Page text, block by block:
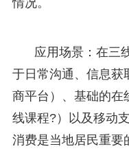
应用场景：在三
于日常沟通、信息获
商平台）、基础的在
线课程?）以及移动
消费是当地居民重要